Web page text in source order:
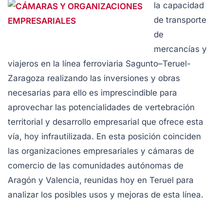
la capacidad
de transporte
de
mercancías y
viajeros en la línea ferroviaria Sagunto–Teruel-
Zaragoza realizando las inversiones y obras
necesarias para ello es imprescindible para
aprovechar las potencialidades de vertebración
territorial y desarrollo empresarial que ofrece esta
vía, hoy infrautilizada. En esta posición coinciden
las organizaciones empresariales y cámaras de
comercio de las comunidades autónomas de
Aragón y Valencia, reunidas hoy en Teruel para
analizar los posibles usos y mejoras de esta línea.